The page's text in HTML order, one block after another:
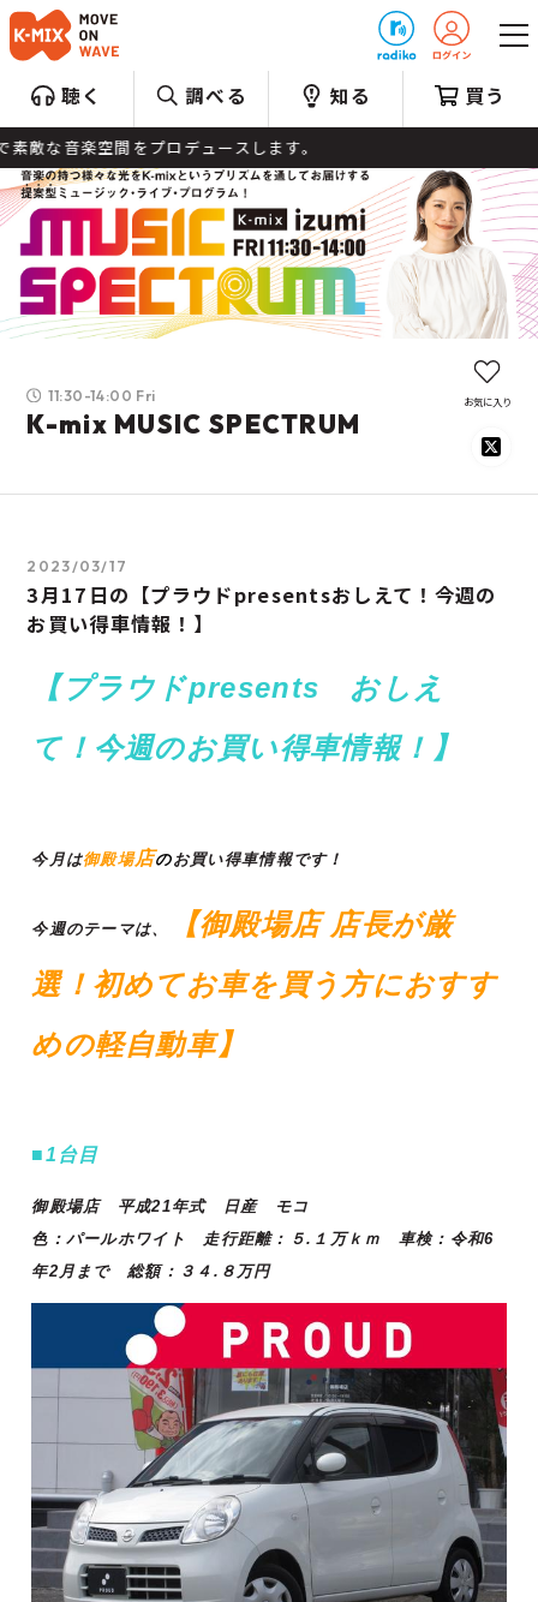
聴く 調べる 知る 買う
音楽空間をプロデュースします。
11:30-14:00 Fri
K-mix MUSIC SPECTRUM
お気に入り
2023/03/17
3月17日の【プラウドpresentsおしえて！今週の
お買い得車情報！】
【プラウドpresents おしえ
て！今週のお買い得車情報！】
今月は御殿場店のお買い得車情報です！
今週のテーマは、
【御殿場店 店長が厳
選！初めてお車を買う方におすす
めの軽自動車】
■1台目
御殿場店 平成21年式 日産 モコ
色：パールホワイト 走行距離：５.１ 万ｋｍ 車検：令和6
年2月まで 総額：３４.８万円